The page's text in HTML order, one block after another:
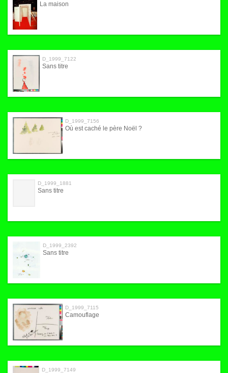
La maison
D_1999_7122
Sans titre
D_1999_7156
Où est caché le père Noël ?
D_1999_1881
Sans titre
D_1999_2392
Sans titre
D_1999_7115
Camouflage
D_1999_7149